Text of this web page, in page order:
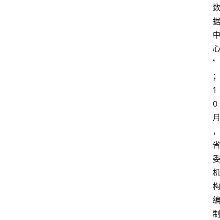
数
据
中
心
”
；
1
0
月
，
省
委
机
构
编
制